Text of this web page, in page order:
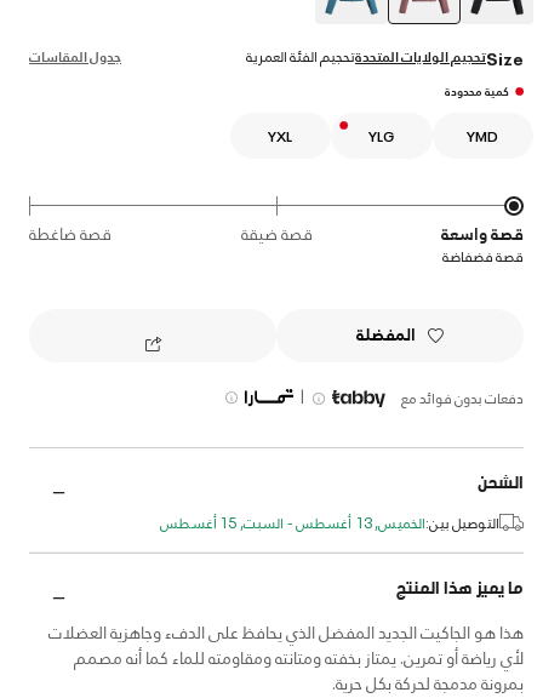
جدول المقاسات Sizeتحجيم الولايات المتحدةتحجيم الفئة العمرية
كمية محدودة
YMD
YLG
YXL
قصة واسعة قصة ضيقة قصة ضاغطة
قصة فضفاضة
المفضلة
دفعات بدون فوائد مع |
الشحن
التوصيل بين:الخميس, 13 أغسطس - السبت, 15 أغسطس
ما يميز هذا المنتج
هذا هو الجاكيت الجديد المفضل الذي يحافظ على الدفء وجاهزية العضلات
لأي رياضة أو تمرين. يمتاز بخفته ومتانته ومقاومته للماء كما أنه مصمم
بمرونة مدمجة لحركة بكل حرية.